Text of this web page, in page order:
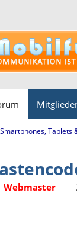
Tablets
Webmaster